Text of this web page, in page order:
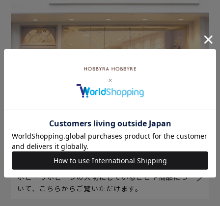
ホビーラホビーレについて
ホビーラホビーレの大切にしていることや商品につ
いて、こちらからご覧いただけます。